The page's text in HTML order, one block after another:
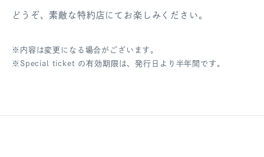
お気に入り
ログアウト
どうぞ、素敵な特約店にてお楽しみください。
※内容は変更になる場合がございます。
※Special ticket の有効期限は、発行日より半年間です。